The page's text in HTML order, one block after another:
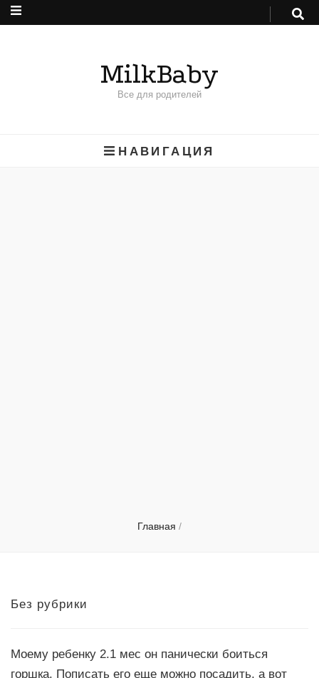
MilkBaby
Все для родителей
НАВИГАЦИЯ
Главная /
Без рубрики
Моему ребенку 2.1 мес он панически боиться
горшка. Пописать его еще можно посадить, а вот